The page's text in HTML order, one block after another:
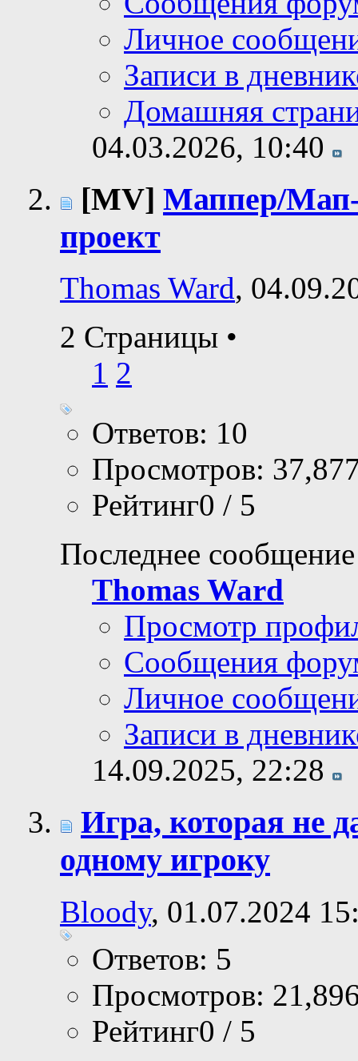
Личное
Записи в
Домашняя
04.03.2026, 10:40
[MV] Маппер/
проект
Thomas Ward,
2 Страницы •
1 2
Ответов: 10
Просмотров:
Рейтинг0 / 5
Последнее
Thomas Ward
Просмотр
Сообщения
Личное
Записи в
14.09.2025, 22:28
Игра, которая не
одному игроку
Bloody, 01.07.2024
Ответов: 5
Просмотров:
Рейтинг0 / 5